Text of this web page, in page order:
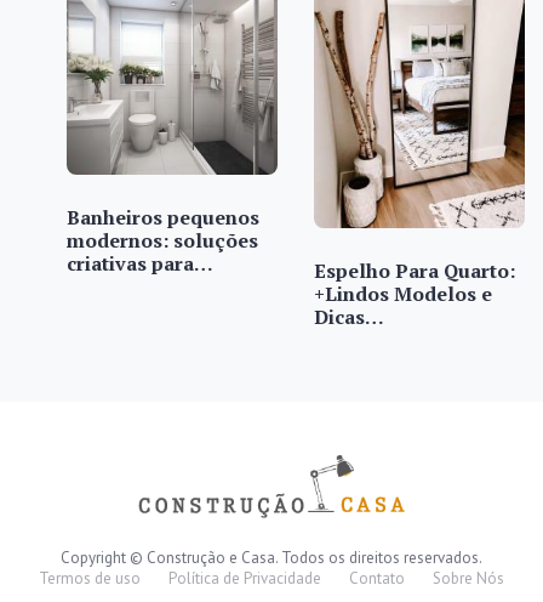
Banheiros pequenos
modernos: soluções
criativas para…
Espelho Para Quarto:
+Lindos Modelos e
Dicas…
Copyright © Construção e Casa. Todos os direitos reservados.
Termos de uso
Política de Privacidade Contato Sobre Nós